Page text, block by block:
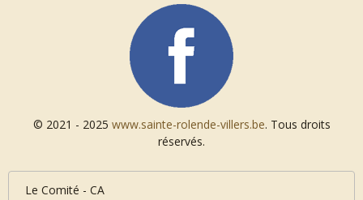
© 2021 - 2025 www.sainte-rolende-villers.be. Tous droits
réservés.
Le Comité - CA